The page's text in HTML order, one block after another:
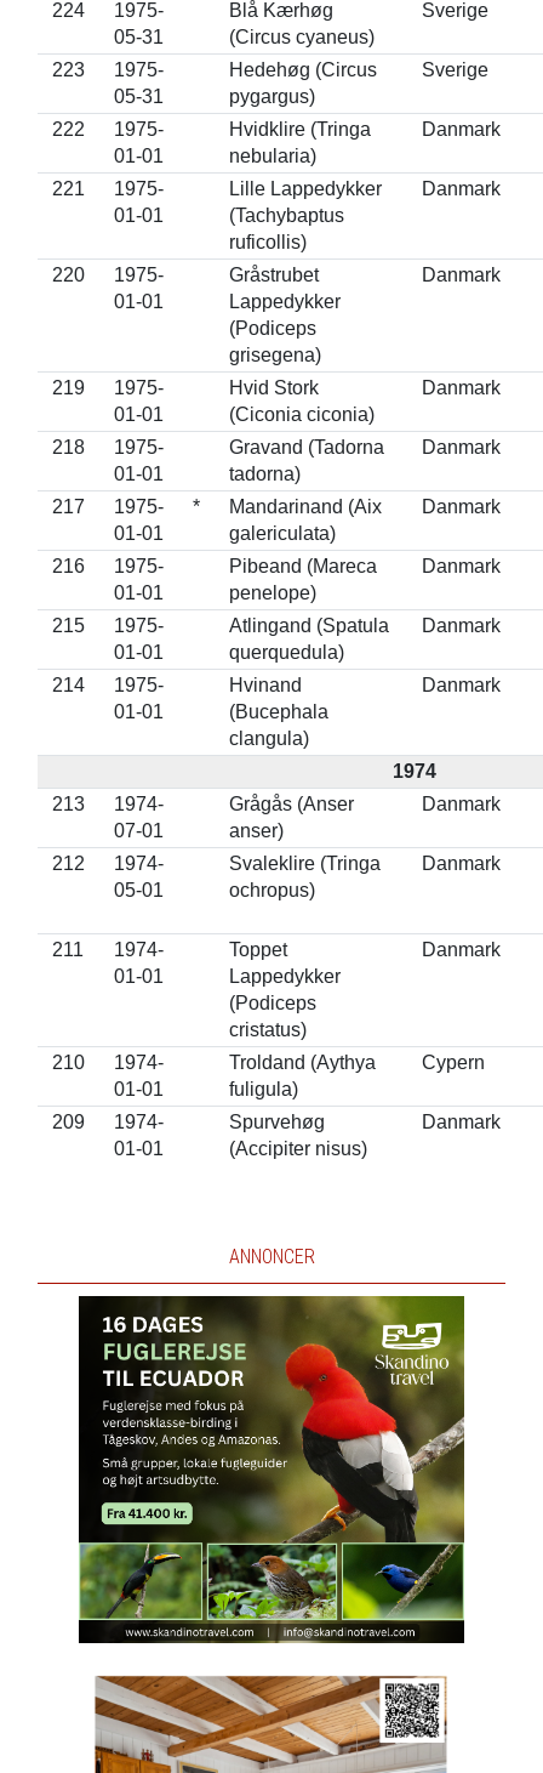
224
1975-
05-31
Blå Kærhøg
(Circus cyaneus)
Sverige
223
1975-
05-31
Hedehøg (Circus
pygargus)
Sverige
222
1975-
01-01
Hvidklire (Tringa
nebularia)
Danmark
221
1975-
01-01
Lille Lappedykker
(Tachybaptus
ruficollis)
Danmark
220
1975-
01-01
Gråstrubet
Lappedykker
(Podiceps
grisegena)
Danmark
219
1975-
01-01
Hvid Stork
(Ciconia ciconia)
Danmark
218
1975-
01-01
Gravand (Tadorna
tadorna)
Danmark
217
1975-
01-01
*
Mandarinand (Aix
galericulata)
Danmark
216
1975-
01-01
Pibeand (Mareca
penelope)
Danmark
215
1975-
01-01
Atlingand (Spatula
querquedula)
Danmark
214
1975-
01-01
Hvinand
(Bucephala
clangula)
Danmark
1974
213
1974-
07-01
Grågås (Anser
anser)
Danmark
212
1974-
05-01
Svaleklire (Tringa
ochropus)
Danmark
211
1974-
01-01
Toppet
Lappedykker
(Podiceps
cristatus)
Danmark
210
1974-
01-01
Troldand (Aythya
fuligula)
Cypern
209
1974-
01-01
Spurvehøg
(Accipiter nisus)
Danmark
ANNONCER